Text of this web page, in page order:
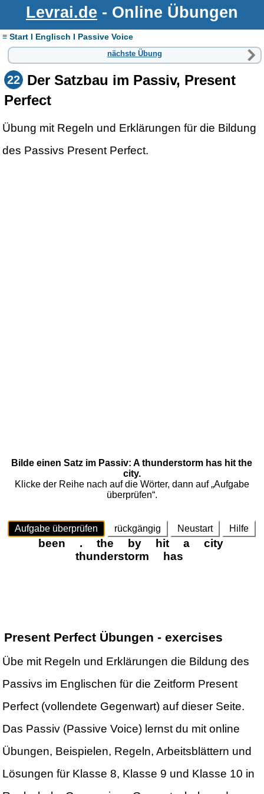
Levrai.de - Online Übungen
≡ Start I Englisch I Passive Voice
nächste Übung
22 Der Satzbau im Passiv, Present
Perfect
Übung mit Regeln und Erklärungen für die Bildung
des Passivs Present Perfect.
Present Perfect Übungen - exercises
Übe mit Regeln und Erklärungen die Bildung des
Passivs im Englischen für die Zeitform Present
Perfect (vollendete Gegenwart) auf dieser Seite.
Das Passiv (Passive Voice) lernst du mit online
Übungen, Beispielen, Regeln, Arbeitsblättern und
Lösungen für Klasse 8, Klasse 9 und Klasse 10 in